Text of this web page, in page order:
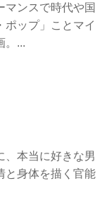
マンスで時代や国
ポップ」ことマイ
。...
、本当に好きな男
と身体を描く官能